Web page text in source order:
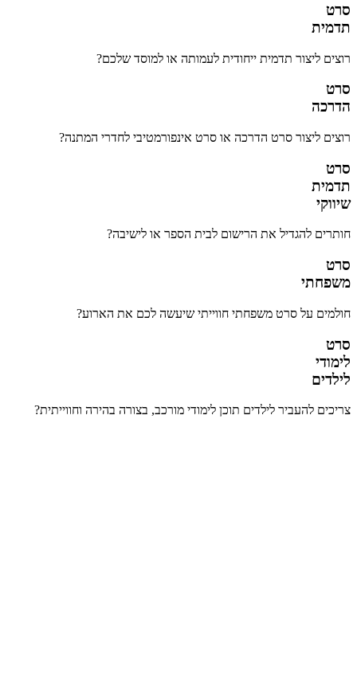
סרט
תדמית
רוצים ליצור תדמית ייחודית לעמותה או למוסד שלכם?
סרט
הדרכה
רוצים ליצור סרט הדרכה או סרט אינפורמטיבי לחדרי המתנה?
סרט
תדמית
שיווקי
חותרים להגדיל את הרישום לבית הספר או לישיבה?
סרט
משפחתי
חולמים על סרט משפחתי חווייתי שיעשה לכם את הארוע?
סרט
לימודי
לילדים
צריכים להעביר לילדים תוכן לימודי מורכב, בצורה בהירה וחווייתית?